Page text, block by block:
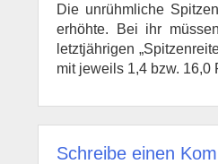
Die unrühmliche
erhöhte. Bei ihr
letztjährigen
mit jeweils 1,4 bzw. 16,0
Schreibe einen